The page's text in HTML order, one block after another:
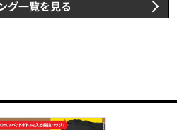
グ一覧を見る